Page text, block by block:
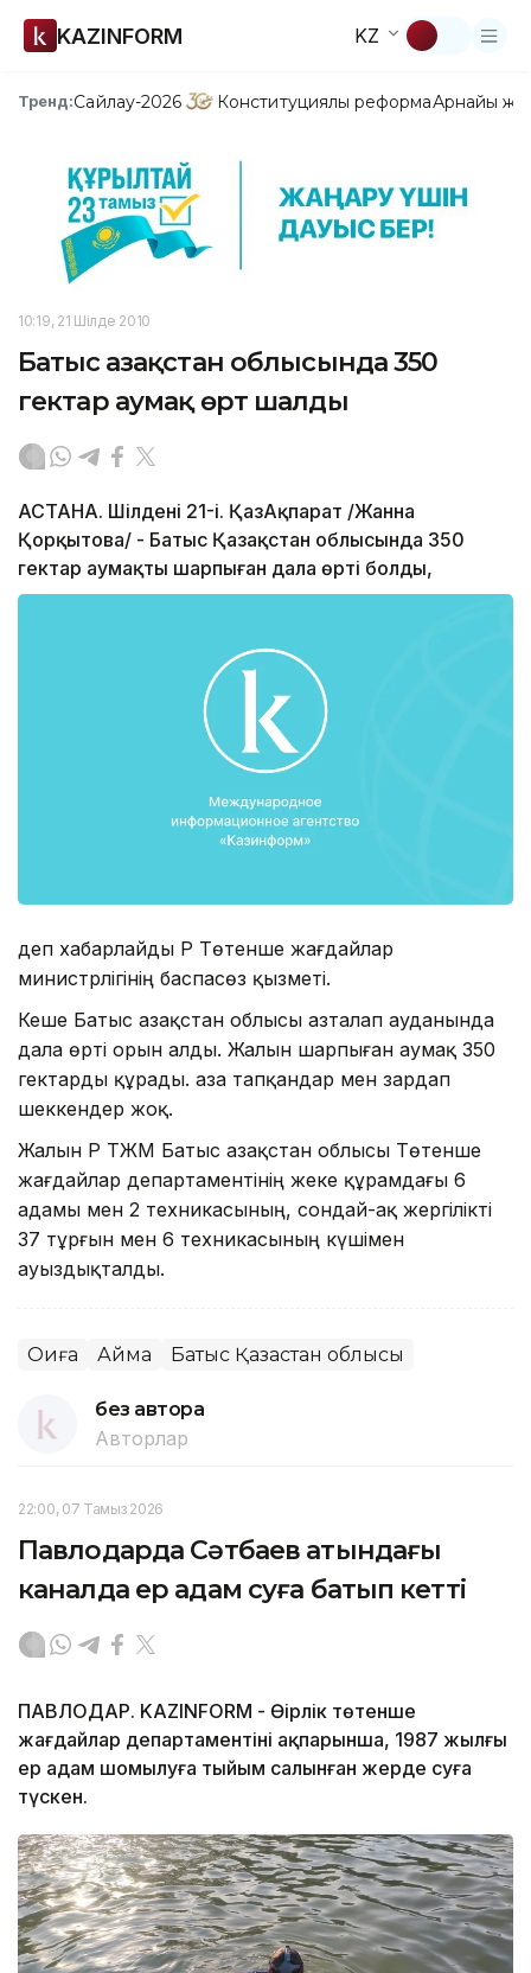
KAZINFORM KZ
Тренд:Сайлау-2026 Конституциялық реформаАрнайы
10:19, 21 Шілде 2010
Батыс Қазақстан облысында 350
гектар аумақ өрт шалды
АСТАНА. Шілденің 21-і. ҚазАқпарат /Жанна
Қорқытова/ - Батыс Қазақстан облысында 350
гектар аумақты шарпыған дала өрті болды,
деп хабарлайды ҚР Төтенше жағдайлар
министрлігінің баспасөз қызметі.
Кеше Батыс Қазақстан облысы Қазталап ауданында
дала өрті орын алды. Жалын шарпыған аумақ 350
гектарды құрады. Қаза тапқандар мен зардап
шеккендер жоқ.
Жалын ҚР ТЖМ Батыс Қазақстан облысы Төтенше
жағдайлар департаментінің жеке құрамдағы 6
адамы мен 2 техникасының, сондай-ақ жергілікті
37 тұрғын мен 6 техникасының күшімен
ауыздықталды.
Оқиға Аймақ Батыс Қазақстан облысы
без автора
Авторлар
22:00, 07 Тамыз 2026
Павлодарда Сәтбаев атындағы
каналда ер адам суға батып кетті
ПАВЛОДАР. KAZINFORM - Өңірлік төтенше
жағдайлар департаментінің ақпарынша, 1987 жылғы
ер адам шомылуға тыйым салынған жерде суға
түскен.